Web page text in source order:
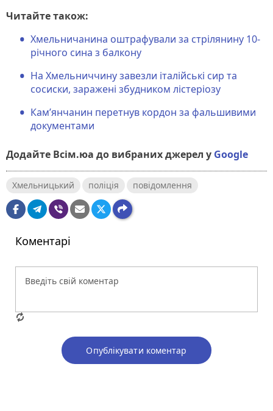
Читайте також:
Хмельничанина оштрафували за стрілянину 10-
річного сина з балкону
На Хмельниччину завезли італійські сир та
сосиски, заражені збудником лістеріозу
Кам’янчанин перетнув кордон за фальшивими
документами
Додайте Всім.юа до вибраних джерел у Google
Хмельницький поліція повідомлення
Коментарі
Опублікувати коментар